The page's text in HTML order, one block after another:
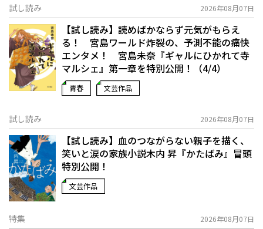
試し読み 2026年08月07日
【試し読み】読めばかならず元気がもらえ
る！ 宮島ワールド炸裂の、予測不能の痛快
エンタメ！ 宮島未奈『ギャルにひかれて寺
マルシェ』第一章を特別公開！（4/4）
青春 文芸作品
試し読み 2026年08月07日
【試し読み】血のつながらない親子を描く、
笑いと涙の家族小説――木内 昇『かたばみ』冒頭
特別公開！
文芸作品
特集 2026年08月07日